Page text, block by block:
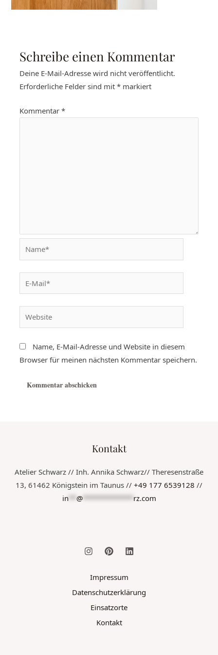
Schreibe einen Kommentar
Deine E-Mail-Adresse wird nicht veröffentlicht.
Erforderliche Felder sind mit* markiert
Kommentar*
Name, E-Mail-Adresse und Website in diesem
Browser für meinen nächsten Kommentar speichern.
Kontakt
Atelier Schwarz // Inh. Annika Schwarz// Theresenstraße
13, 61462 Königstein im Taunus // +49 177 6539128 //
in ** @************* rz.com
Impressum
Datenschutzerklärung
Einsatzorte
Kontakt